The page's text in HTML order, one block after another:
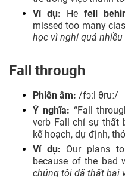
Ví dụ: He fell
missed too many
học vì nghỉ quá nhiều
Fall through
Phiên âm: /fɔːl θruː/
Ý nghĩa: “Fall
verb Fall chỉ sự thất
kế hoạch, dự định,
Ví dụ: Our plans
because of the bad
chúng tôi đã thất bại